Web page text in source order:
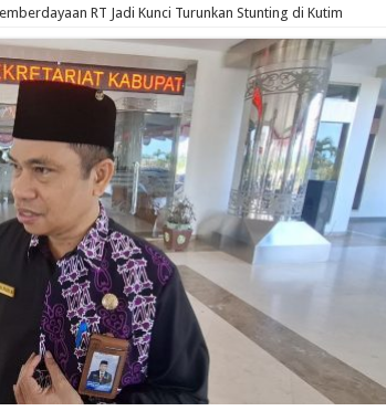
RT Jadi Kunci Turunkan Stunting di Kutim